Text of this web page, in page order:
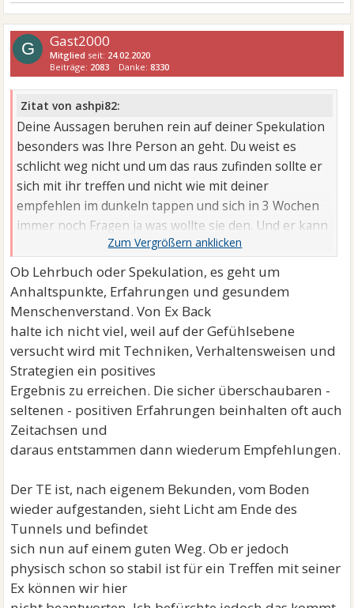
G Gast2000
Mitglied seit: 24.02.2020
Beiträge: 2083 Danke:8330
Zitat von ashpi82:
Deine Aussagen beruhen rein auf deiner Spekulation
besonders was Ihre Person an geht. Du weist es
schlicht weg nicht und um das raus zufinden sollte er
sich mit ihr treffen und nicht wie mit deiner
empfehlen im dunkeln tappen und sich in 3 Wochen
immer noch Fragen ja was wollte sie den. Und er kann
nicht nur verlieren ...
Ob Lehrbuch oder Spekulation, es geht um
Anhaltspunkte, Erfahrungen und gesundem
Menschenverstand. Von Ex Back
halte ich nicht viel, weil auf der Gefühlsebene
versucht wird mit Techniken, Verhaltensweisen und
Strategien ein positives
Ergebnis zu erreichen. Die sicher überschaubaren -
seltenen - positiven Erfahrungen beinhalten oft auch
Zeitachsen und
daraus entstammen dann wiederum Empfehlungen.
Der TE ist, nach eigenem Bekunden, vom Boden
wieder aufgestanden, sieht Licht am Ende des
Tunnels und befindet
sich nun auf einem guten Weg. Ob er jedoch
physisch schon so stabil ist für ein Treffen mit seiner
Ex können wir hier